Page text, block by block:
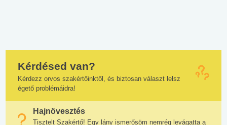
Kérdésed van?
Kérdezz orvos szakértőinktől, és biztosan választ lelsz
égető problémáidra!
Hajnövesztés
Tisztelt Szakértő! Egy lány ismerősöm nemrég levágatta a